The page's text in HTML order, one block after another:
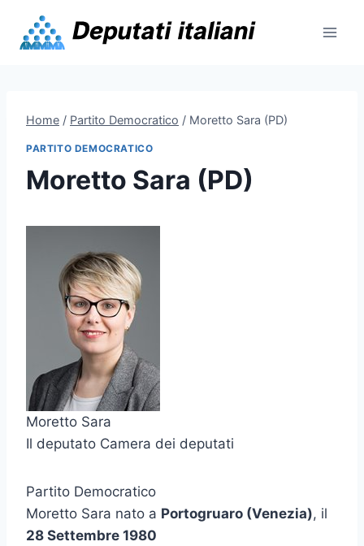
content
Home / Partito Democratico / Moretto Sara (PD)
PARTITO DEMOCRATICO
Moretto Sara (PD)
Moretto Sara
Il deputato Camera dei deputati
Partito Democratico
Moretto Sara nato a Portogruaro (Venezia), il
28 Settembre 1980